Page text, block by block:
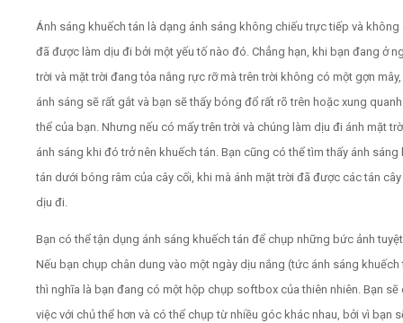
Ánh sáng khuếch tán là dạng ánh sáng không chiếu trực tiếp và không
đã được làm dịu đi bởi một yếu tố nào đó. Chẳng hạn, khi bạn đang ở
trời và mặt trời đang tỏa nắng rực rỡ mà trên trời không có một gợn
ánh sáng sẽ rất gắt và bạn sẽ thấy bóng đổ rất rõ trên hoặc xung
thể của bạn. Nhưng nếu có mấy trên trời và chúng làm dịu đi ánh mặt
ánh sáng khi đó trở nên khuếch tán. Bạn cũng có thể tìm thấy ánh sáng
tán dưới bóng râm của cây cối, khi mà ánh mặt trời đã được các tán
dịu đi.
Bạn có thể tận dụng ánh sáng khuếch tán để chụp những bức ảnh
Nếu bạn chụp chân dung vào một ngày dịu nắng (tức ánh sáng khuếch
thì nghĩa là bạn đang có một hộp chụp softbox của thiên nhiên. Bạn sẽ
việc với chủ thể hơn và có thể chụp từ nhiều góc khác nhau, bởi vì bạn